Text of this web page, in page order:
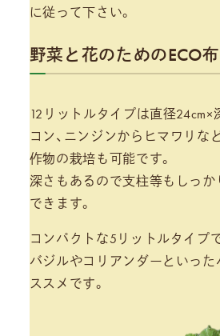
に従って下さい。
野菜と花のためのECO
12リットルタイプは直径24cm×
コン、ニンジンからヒマワリなど
作物の栽培も可能です。
深さもあるので支柱等もしっ
できます。
コンパクトな5リットルタイプ
バジルやコリアンダーといっ
ススメです。